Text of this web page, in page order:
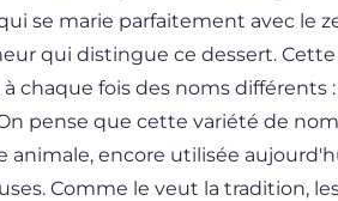
se marie parfaitement avec le
qui distingue ce dessert.
chaque fois des noms différents :
pense que cette variété de
animale, encore utilisée
Comme le veut la tradition,